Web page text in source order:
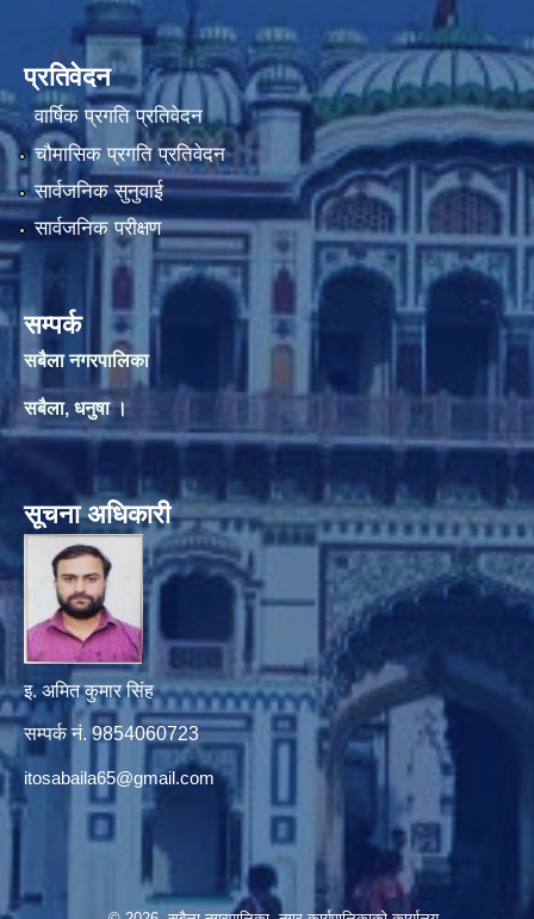
प्रतिवेदन
वार्षिक प्रगति प्रतिवेदन
चौमासिक प्रगति प्रतिवेदन
सार्वजनिक सुनुवाई
सार्वजनिक परीक्षण
सम्पर्क
सबैला नगरपालिका
सबैला, धनुषा ।
सूचना अधिकारी
इ. अमित कुमार सिंह
सम्पर्क नं. 9854060723
itosabaila65@gmail.com